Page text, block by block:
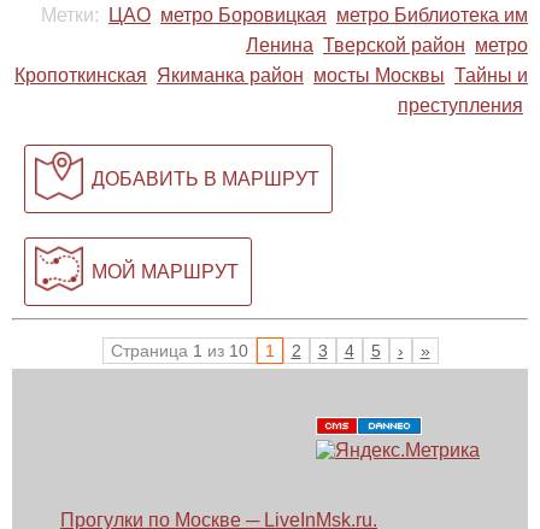
Метки:
ЦАО метро Боровицкая метро Библиотека им
Ленина Тверской район метро
Кропоткинская Якиманка район мосты Москвы Тайны и
преступления
ДОБАВИТЬ В МАРШРУТ
МОЙ МАРШРУТ
Страница 1 из 10 1 2 3 4 5 › »
Прогулки по Москве ─ LiveInMsk.ru.